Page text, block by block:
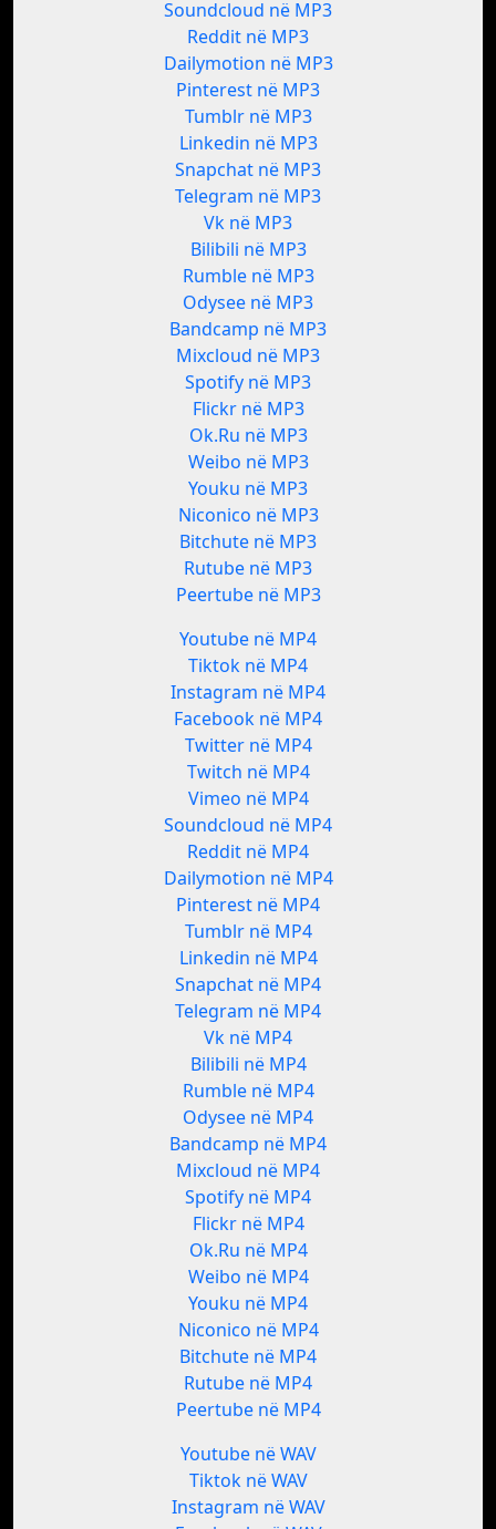
Soundcloud në MP3
Reddit në MP3
Dailymotion në MP3
Pinterest në MP3
Tumblr në MP3
Linkedin në MP3
Snapchat në MP3
Telegram në MP3
Vk në MP3
Bilibili në MP3
Rumble në MP3
Odysee në MP3
Bandcamp në MP3
Mixcloud në MP3
Spotify në MP3
Flickr në MP3
Ok.Ru në MP3
Weibo në MP3
Youku në MP3
Niconico në MP3
Bitchute në MP3
Rutube në MP3
Peertube në MP3
Youtube në MP4
Tiktok në MP4
Instagram në MP4
Facebook në MP4
Twitter në MP4
Twitch në MP4
Vimeo në MP4
Soundcloud në MP4
Reddit në MP4
Dailymotion në MP4
Pinterest në MP4
Tumblr në MP4
Linkedin në MP4
Snapchat në MP4
Telegram në MP4
Vk në MP4
Bilibili në MP4
Rumble në MP4
Odysee në MP4
Bandcamp në MP4
Mixcloud në MP4
Spotify në MP4
Flickr në MP4
Ok.Ru në MP4
Weibo në MP4
Youku në MP4
Niconico në MP4
Bitchute në MP4
Rutube në MP4
Peertube në MP4
Youtube në WAV
Tiktok në WAV
Instagram në WAV